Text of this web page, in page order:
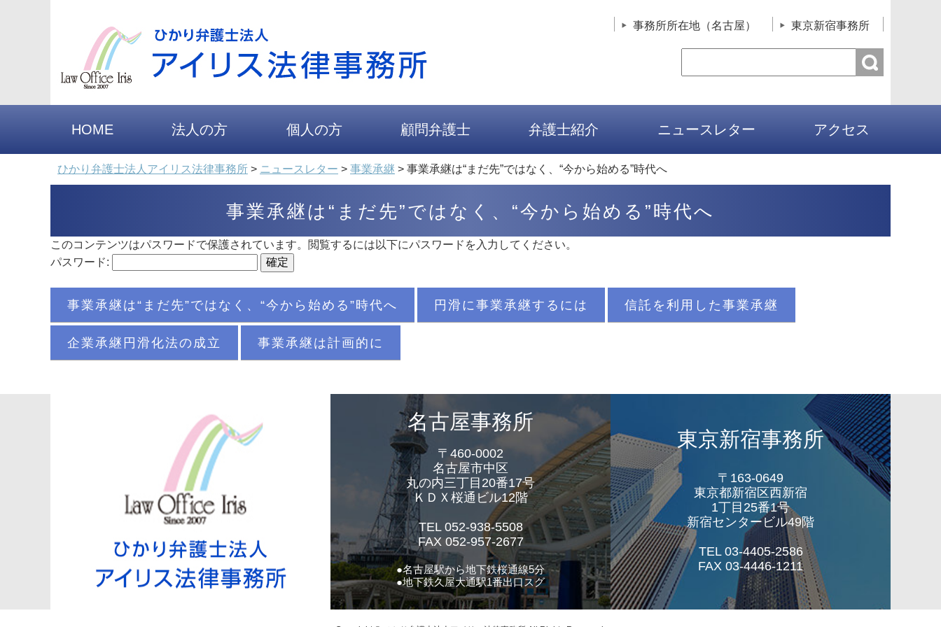
事務所所在地（名古屋） 東京新宿事務所
HOME 法人の方 個人の方 顧問弁護士 弁護士紹介 ニュースレター アクセス
ひかり弁護士法人アイリス法律事務所 > ニュースレター > 事業承継 > 事業承継は“まだ先”ではなく、“今から始める”時代へ
事業承継は“まだ先”ではなく、“今から始める”時代へ
このコンテンツはパスワードで保護されています。閲覧するには以下にパスワードを入力してください。
パスワード:
事業承継は“まだ先”ではなく、“今から始める”時代へ 円滑に事業承継するには 信託を利用した事業承継
企業承継円滑化法の成立 事業承継は計画的に
名古屋事務所
〒460-0002
名古屋市中区
丸の内三丁目20番17号
ＫＤＸ桜通ビル12階
TEL 052-938-5508
FAX 052-957-2677
●名古屋駅から地下鉄桜通線5分
●地下鉄久屋大通駅1番出口スグ
東京新宿事務所
〒163-0649
東京都新宿区西新宿
1丁目25番1号
新宿センタービル49階
TEL 03-4405-2586
FAX 03-4446-1211